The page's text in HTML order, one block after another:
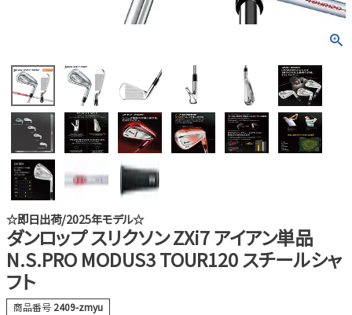
☆即日出荷/2025年モデル☆
ダンロップ スリクソン ZXi7 アイアン単品
N.S.PRO MODUS3 TOUR120 スチールシャ
フト
商品番号 2409-zmyu